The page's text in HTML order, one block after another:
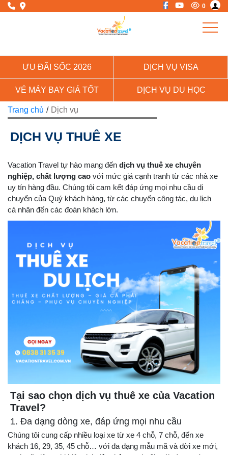
0
ƯU ĐÃI SỐC 2026 DỊCH VỤ VISA
VÉ MÁY BAY GIÁ TỐT DỊCH VỤ DU HỌC
Trang chủ / Dịch vụ
DỊCH VỤ THUÊ XE
Vacation Travel tự hào mang đến dịch vụ thuê xe chuyên
nghiệp, chất lượng cao với mức giá cạnh tranh từ các nhà xe
uy tín hàng đầu. Chúng tôi cam kết đáp ứng mọi nhu cầu di
chuyển của Quý khách hàng, từ các chuyến công tác, du lịch
cá nhân đến các đoàn khách lớn.
Tại sao chọn dịch vụ thuê xe của Vacation
Travel?
1. Đa dạng dòng xe, đáp ứng mọi nhu cầu
Chúng tôi cung cấp nhiều loại xe từ xe 4 chỗ, 7 chỗ, đến xe
khách 16, 29, 35, 45 chỗ… với đa dạng mẫu mã và đời xe mới,